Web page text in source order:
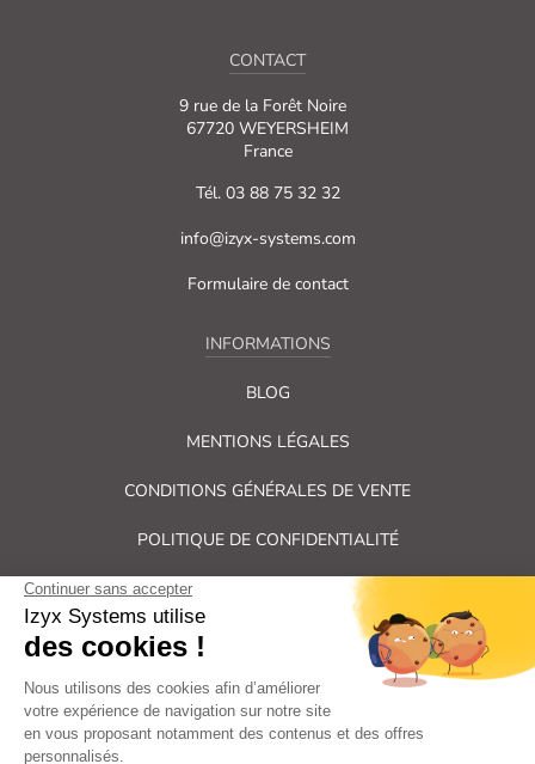
CONTACT
9 rue de la Forêt Noire
67720 WEYERSHEIM
France
Tél. 03 88 75 32 32
info@izyx-systems.com
Formulaire de contact
INFORMATIONS
BLOG
MENTIONS LÉGALES
CONDITIONS GÉNÉRALES DE VENTE
POLITIQUE DE CONFIDENTIALITÉ
Tous droits réservés Izyx Systems ©
Contrôle des accès et verrouillage de porte : serrure électrique,